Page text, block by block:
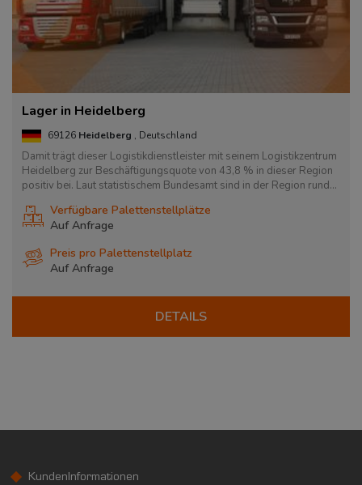
Lager in Heidelberg
69126 Heidelberg , Deutschland
Damit trägt dieser Logistikdienstleister mit seinem Logistikzentrum
Heidelberg zur Beschäftigungsquote von 43,8 % in dieser Region
positiv bei. Laut statistischem Bundesamt sind in der Region rund...
Verfügbare Palettenstellplätze
Auf Anfrage
Preis pro Palettenstellplatz
Auf Anfrage
DETAILS
KundenInformationen